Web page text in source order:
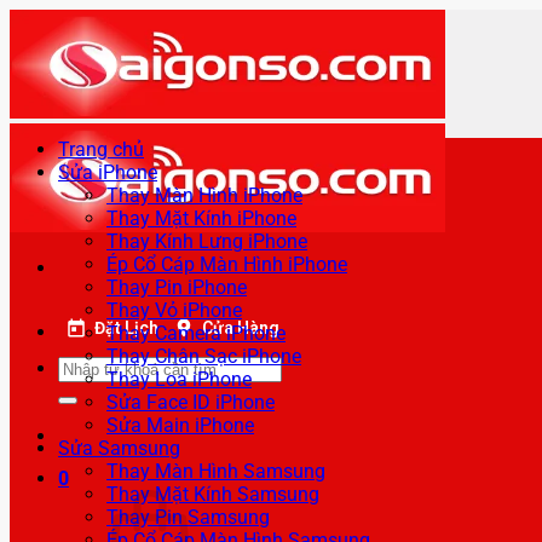
qua
nội
dung
Đặt Lịch Cửa Hàng
Tìm
kiếm:
0
Trang chủ
Sửa iPhone
Thay Màn Hình iPhone
Thay Mặt Kính iPhone
Thay Kính Lưng iPhone
Ép Cổ Cáp Màn Hình iPhone
Thay Pin iPhone
Thay Vỏ iPhone
Thay Camera iPhone
Thay Chân Sạc iPhone
Thay Loa iPhone
Sửa Face ID iPhone
Sửa Main iPhone
Sửa Samsung
Thay Màn Hình Samsung
Thay Mặt Kính Samsung
Thay Pin Samsung